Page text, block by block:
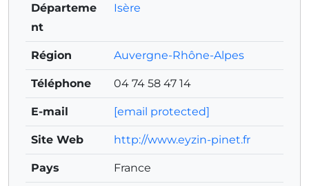
Départeme
nt
Isère
Région Auvergne-Rhône-Alpes
Téléphone 04 74 58 47 14
E-mail [email protected]
Site Web http://www.eyzin-pinet.fr
Pays France